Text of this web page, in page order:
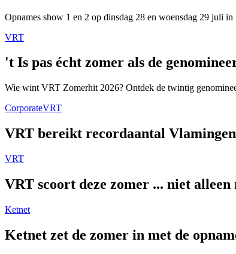
Opnames show 1 en 2 op dinsdag 28 en woensdag 29 juli in
VRT
't Is pas écht zomer als de
Wie wint VRT Zomerhit 2026? Ontdek de twintig
CorporateVRT
VRT bereikt recordaantal
VRT
VRT scoort deze zomer ... niet alleen
Ketnet
Ketnet zet de zomer in met de